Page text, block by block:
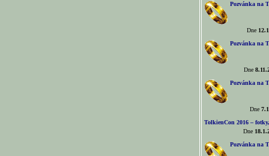
Pozvánka na
Dne
Pozvánka na
Dne
Pozvánka na
Dne
TolkienCon 2016 –
Dne
Pozvánka na